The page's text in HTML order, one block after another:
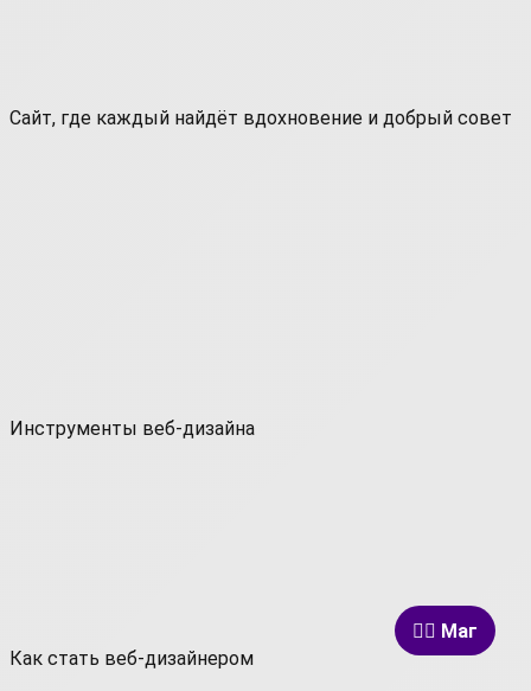
Сайт, где каждый найдёт вдохновение и добрый совет
Инструменты веб-дизайна
Как стать веб-дизайнером
🧙‍♂️ Маг